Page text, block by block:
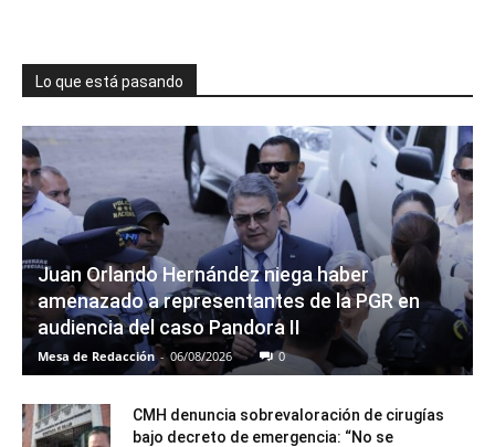
Lo que está pasando
Juan Orlando Hernández niega haber
amenazado a representantes de la PGR en
audiencia del caso Pandora II
Mesa de Redacción - 06/08/2026 0
CMH denuncia sobrevaloración de cirugías
bajo decreto de emergencia: “No se